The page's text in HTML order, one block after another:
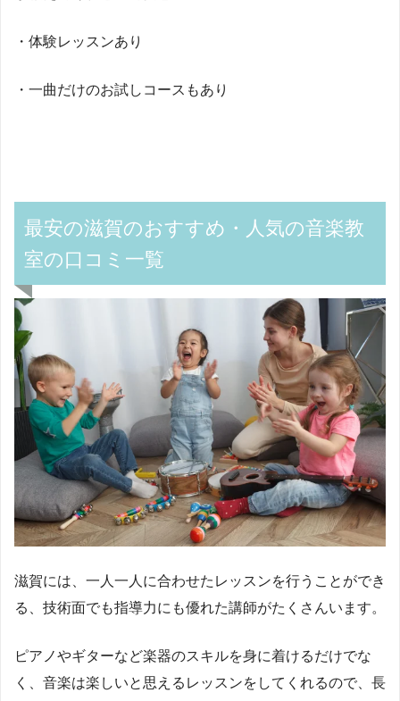
・体験レッスンあり
・一曲だけのお試しコースもあり
最安の滋賀のおすすめ・人気の音楽教
室の口コミ一覧
滋賀には、一人一人に合わせたレッスンを行うことができ
る、技術面でも指導力にも優れた講師がたくさんいます。
ピアノやギターなど楽器のスキルを身に着けるだけでな
く、音楽は楽しいと思えるレッスンをしてくれるので、長